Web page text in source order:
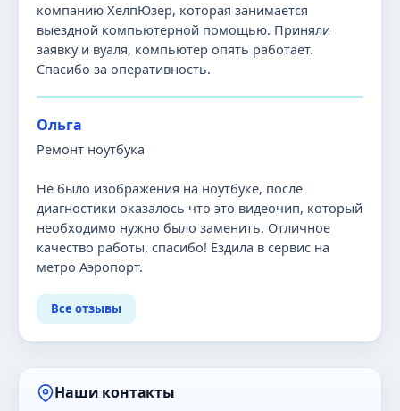
компанию ХелпЮзер, которая занимается
выездной компьютерной помощью. Приняли
заявку и вуаля, компьютер опять работает.
Спасибо за оперативность.
Ольга
Ремонт ноутбука
Не было изображения на ноутбуке, после
диагностики оказалось что это видеочип, который
необходимо нужно было заменить. Отличное
качество работы, спасибо! Ездила в сервис на
метро Аэропорт.
Все отзывы
Наши контакты